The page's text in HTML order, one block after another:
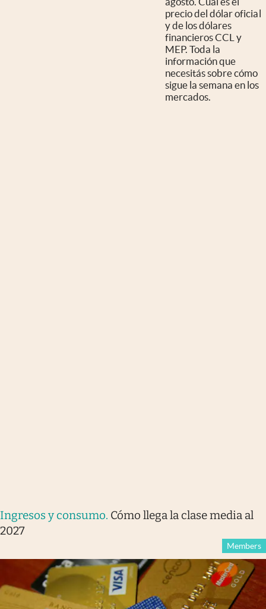
precio del dólar oficial
y de los dólares
financieros CCL y
MEP. Toda la
información que
necesitás sobre cómo
sigue la semana en los
mercados.
Ingresos y consumo. Cómo llega la clase media al
2027
Members